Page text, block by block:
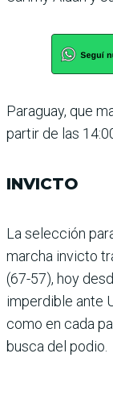
Paraguay, que
par­tir de las
INVICTO
La selección
marcha invicto
(67-57), hoy
imperdible ante
como en cada
busca del podio.